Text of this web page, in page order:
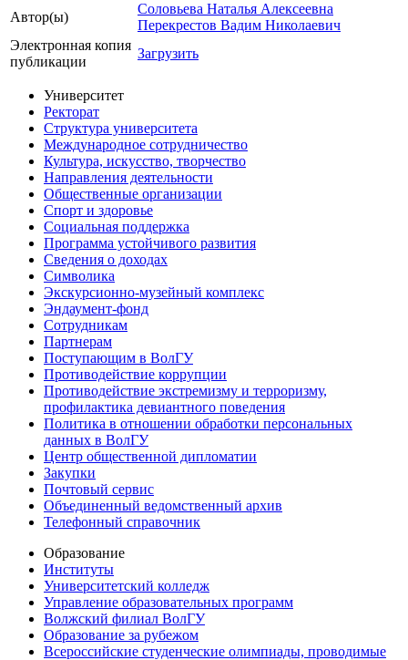
Автор(ы)
Соловьева Наталья Алексеевна
Перекрестов Вадим Николаевич
Электронная копия
публикации
Загрузить
Университет
Ректорат
Структура университета
Международное сотрудничество
Культура, искусство, творчество
Направления деятельности
Общественные организации
Спорт и здоровье
Социальная поддержка
Программа устойчивого развития
Сведения о доходах
Символика
Экскурсионно-музейный комплекс
Эндаумент-фонд
Сотрудникам
Партнерам
Поступающим в ВолГУ
Противодействие коррупции
Противодействие экстремизму и терроризму,
профилактика девиантного поведения
Политика в отношении обработки персональных
данных в ВолГУ
Центр общественной дипломатии
Закупки
Почтовый сервис
Объединенный ведомственный архив
Телефонный справочник
Образование
Институты
Университетский колледж
Управление образовательных программ
Волжский филиал ВолГУ
Образование за рубежом
Всероссийские студенческие олимпиады, проводимые